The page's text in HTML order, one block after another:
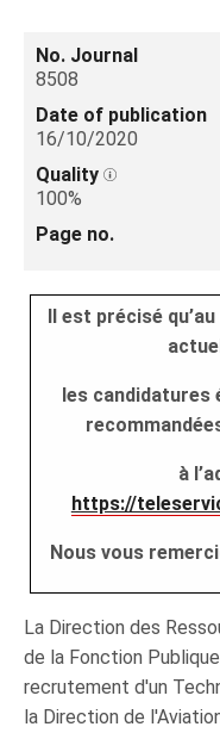
No. Journal
8508
Date of publication
16/10/2020
Quality
100%
Page no.
Il est précisé
les
à
https://
Nous vous
La Direction des
de la Fonction
recrutement d'un
la Direction de